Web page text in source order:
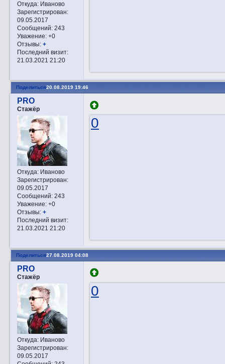
Откуда:Иваново
Зарегистрирован:
09.05.2017
Сообщений:243
Уважение: +0
Отзывы: +
Последний визит:
21.03.2021 21:20
Поделиться20.08.2019 19:46
PRO
Стажёр
Откуда:Иваново
Зарегистрирован:
09.05.2017
Сообщений:243
Уважение: +0
Отзывы: +
Последний визит:
21.03.2021 21:20
0
Поделиться27.08.2019 04:08
PRO
Стажёр
Откуда:Иваново
Зарегистрирован:
09.05.2017
0